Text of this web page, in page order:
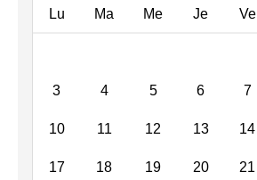
Lu Ma Me Je Ve
3 4 5 6 7
10 11 12 13 14
17 18 19 20 21